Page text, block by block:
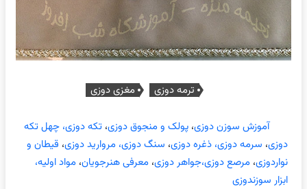
ترمه دوزی مغزی دوزی
آموزش سوزن دوزی،پولک و منجوق دوزی،تکه دوزی، چهل تکه
دوزی، سرمه دوزی، ذغره دوزی، سنگ دوزی، مروارید دوزی، قیطان و
نواردوزی،مرصع دوزی،جواهر دوزی،معرفی هنرجویان،مواد اولیه،
ابزار سوزندوزی